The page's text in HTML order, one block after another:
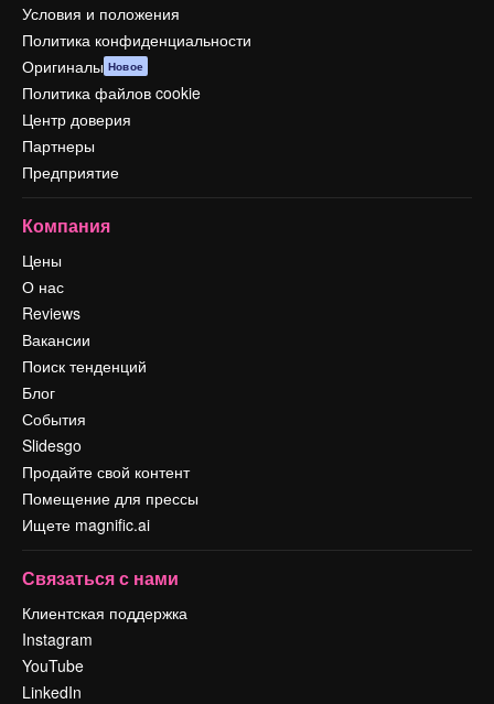
Условия и положения
Политика конфиденциальности
Оригиналы Новое
Политика файлов cookie
Центр доверия
Партнеры
Предприятие
Компания
Цены
О нас
Reviews
Вакансии
Поиск тенденций
Блог
События
Slidesgo
Продайте свой контент
Помещение для прессы
Ищете magnific.ai
Связаться с нами
Клиентская поддержка
Instagram
YouTube
LinkedIn